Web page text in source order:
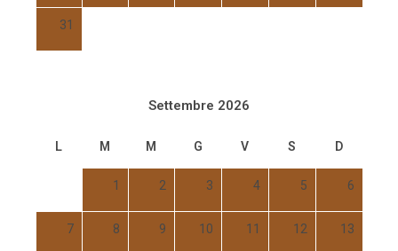
31
Settembre 2026
L M M G V S D
1 2 3 4 5 6
7 8 9 10 11 12 13